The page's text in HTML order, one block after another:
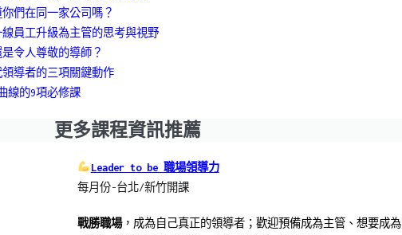
們在同一家公司嗎？
員工升級為主管的思考與視野
令人尊敬的導師？
導者的三項關鍵動作
線的9項必修課
更多課程資訊推薦
Leader to be 職場領導力
每月份-台北/新竹開課
戰勝職場，成為自己真正的領導者；歡迎預備成為主管、想要成為